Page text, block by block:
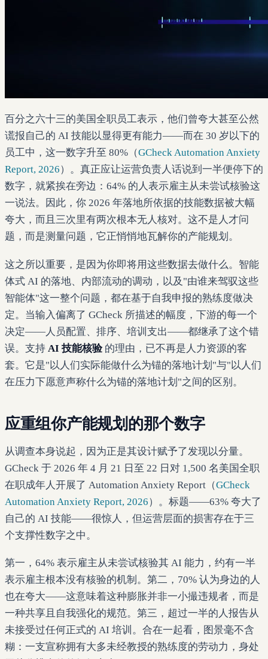
百分之六十三的美国全职员工表示，他们曾夸大甚至公然
谎报自己的 AI 技能以显得更有能力——而在 30 岁以下的
员工中，这一数字升至 80%（GCheck Automation Anxiety
Report, 2026）。真正应让运营负责人话说到一半便停下的
数字，就紧挨在旁边：64% 的人表示雇主从未尝试核验这
一说法。因此，你 2026 年落地所依据的技能数据被大幅
夸大，而且三次里有两次根本无人核对。这不是人才问
题，而是测量问题，它正悄悄地瓦解你的产能规划。
这之所以重要，是因为你即将用这些数据去做什么。智能
体式 AI 的落地、内部流动的调动，以及"由谁来驾驭这些
智能体"这一整个问题，都在基于自我申报的熟练度做决
定。当输入偏离了 GCheck 所描述的幅度，下游的每一个
决定——人员配置、排序、培训支出——都继承了这个错
误。支持 AI 技能核验的理由，已不再是人力资源的客
套。它是"以人们实际能做什么为锚的落地计划"与"以人们
在压力下愿意声称什么为锚的落地计划"之间的区别。
应重组你产能规划的那个数字
从调查本身说起，因为正是其设计赋予了发现以分量。
GCheck 于 2026 年 4 月 21 日至 22 日对 1,500 名美国全职
在职成年人开展了 Automation Anxiety Report（GCheck
Automation Anxiety Report, 2026）。标题——63% 夸大了
自己的 AI 技能——很惊人，但运营层面的损害存在于三
个支撑性数字之中。
第一，64% 表示雇主从未尝试核验其 AI 能力，约有一半
表示雇主根本没有核验的机制。第二，70% 认为身边的人
也在夸大——这意味着这种膨胀并非一小撮违规者，而是
一种共享且自我强化的规范。第三，超过一半的人报告从
未接受过任何正式的 AI 培训。合在一起看，图景毫不含
糊：一支宣称拥有大多未经教授的熟练度的劳动力，身处